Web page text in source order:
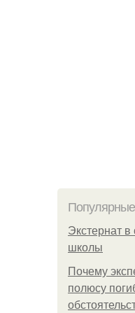
Экстернат в
школы
Почему
полюсу